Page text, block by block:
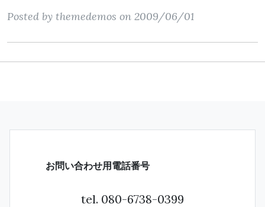
Posted by themedemos on 2009/06/01
お問い合わせ用電話番号
tel. 080-6738-0399